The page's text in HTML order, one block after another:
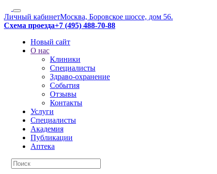
Личный кабинетМосква, Боровское шоссе, дом 56.
Схема проезда+7 (495) 488-70-88
Новый сайт
О нас
Клиники
Специалисты
Здраво-охранение
События
Отзывы
Контакты
Услуги
Специалисты
Академия
Публикации
Аптека